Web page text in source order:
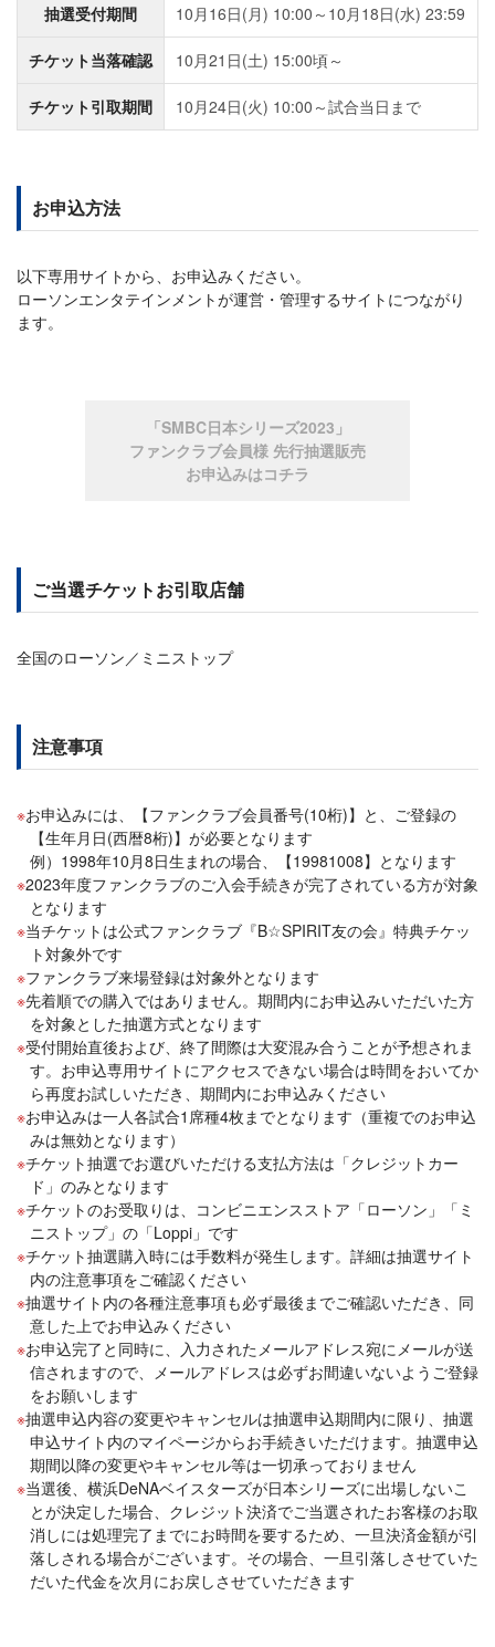
抽選受付期間 10月16日(月) 10:00～10月18日(水) 23:59
チケット当落確認 10月21日(土) 15:00頃～
チケット引取期間 10月24日(火) 10:00～試合当日まで
お申込方法
以下専用サイトから、お申込みください。
ローソンエンタテインメントが運営・管理するサイトにつながり
ます。
「SMBC日本シリーズ2023」
ファンクラブ会員様 先行抽選販売
お申込みはコチラ
ご当選チケットお引取店舗
全国のローソン／ミニストップ
注意事項
お申込みには、【ファンクラブ会員番号(10桁)】と、ご登録の
【生年月日(西暦8桁)】が必要となります
例）1998年10月8日生まれの場合、【19981008】となります
2023年度ファンクラブのご入会手続きが完了されている方が対象
となります
当チケットは公式ファンクラブ『B☆SPIRIT友の会』特典チケッ
ト対象外です
ファンクラブ来場登録は対象外となります
先着順での購入ではありません。期間内にお申込みいただいた方
を対象とした抽選方式となります
受付開始直後および、終了間際は大変混み合うことが予想されま
す。お申込専用サイトにアクセスできない場合は時間をおいてか
ら再度お試しいただき、期間内にお申込みください
お申込みは一人各試合1席種4枚までとなります（重複でのお申込
みは無効となります）
チケット抽選でお選びいただける支払方法は「クレジットカー
ド」のみとなります
チケットのお受取りは、コンビニエンスストア「ローソン」「ミ
ニストップ」の「Loppi」です
チケット抽選購入時には手数料が発生します。詳細は抽選サイト
内の注意事項をご確認ください
抽選サイト内の各種注意事項も必ず最後までご確認いただき、同
意した上でお申込みください
お申込完了と同時に、入力されたメールアドレス宛にメールが送
信されますので、メールアドレスは必ずお間違いないようご登録
をお願いします
抽選申込内容の変更やキャンセルは抽選申込期間内に限り、抽選
申込サイト内のマイページからお手続きいただけます。抽選申込
期間以降の変更やキャンセル等は一切承っておりません
当選後、横浜DeNAベイスターズが日本シリーズに出場しないこ
とが決定した場合、クレジット決済でご当選されたお客様のお取
消しには処理完了までにお時間を要するため、一旦決済金額が引
落しされる場合がございます。その場合、一旦引落しさせていた
だいた代金を次月にお戻しさせていただきます